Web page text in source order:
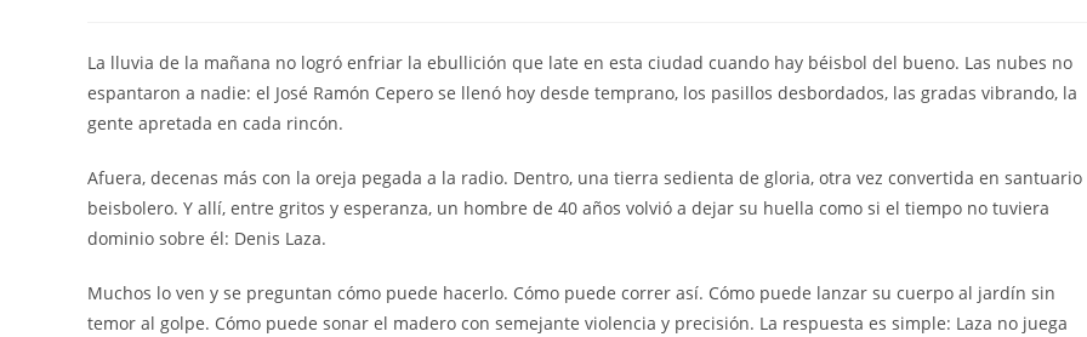
entrada:
entrada:
entrada:
entrada:
La lluvia de la mañana no logró enfriar la ebullición que late en esta ciudad cuando hay béisbol del bueno. Las nubes no
espantaron a nadie: el José Ramón Cepero se llenó hoy desde temprano, los pasillos desbordados, las gradas vibrando, la
gente apretada en cada rincón.
Afuera, decenas más con la oreja pegada a la radio. Dentro, una tierra sedienta de gloria, otra vez convertida en santuario
beisbolero. Y allí, entre gritos y esperanza, un hombre de 40 años volvió a dejar su huella como si el tiempo no tuviera
dominio sobre él: Denis Laza.
Muchos lo ven y se preguntan cómo puede hacerlo. Cómo puede correr así. Cómo puede lanzar su cuerpo al jardín sin
temor al golpe. Cómo puede sonar el madero con semejante violencia y precisión. La respuesta es simple: Laza no juega